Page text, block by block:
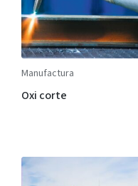
Manufactura
Oxi corte